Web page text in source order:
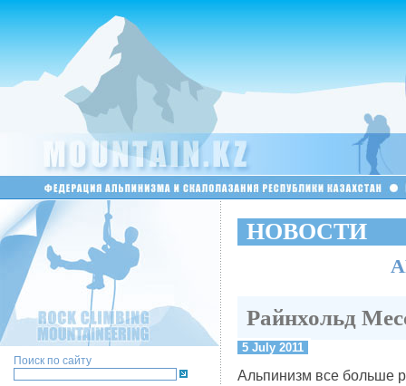
Поиск по сайту
НОВОСТИ
Райнхольд
5 July 2011
Альпинизм все больше